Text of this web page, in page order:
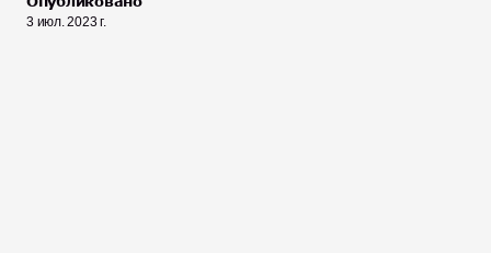
3 июл. 2023 г.